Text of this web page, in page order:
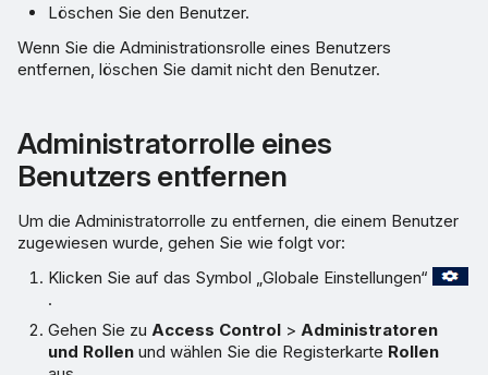
Löschen Sie den Benutzer.
Wenn Sie die Administrationsrolle eines Benutzers
entfernen, löschen Sie damit nicht den Benutzer.
Administratorrolle eines
Benutzers entfernen
Um die Administratorrolle zu entfernen, die einem Benutzer
zugewiesen wurde, gehen Sie wie folgt vor:
Klicken Sie auf das Symbol „Globale Einstellungen“
.
Gehen Sie zuAccess Control >Administratoren
und Rollen und wählen Sie die Registerkarte Rollen